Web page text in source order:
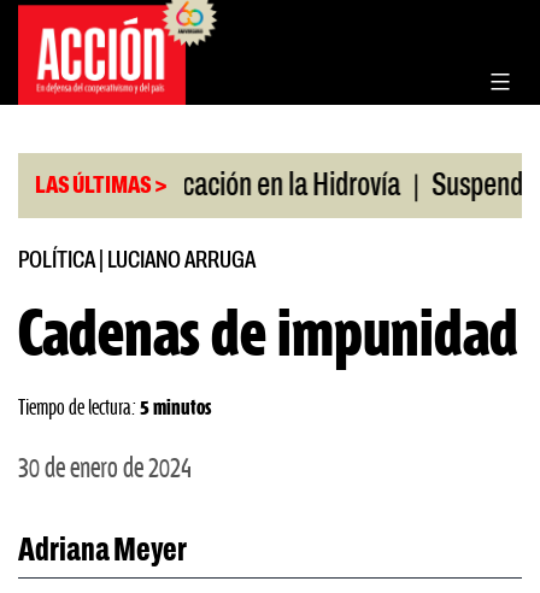
Saltar
contenido
LAS ÚLTIMAS >
Bonificación en la Hidrovía | Suspenden
POLÍTICA| LUCIANO ARRUGA
Cadenas de impunidad
Tiempo de lectura: 5 minutos
30 de enero de 2024
Adriana Meyer